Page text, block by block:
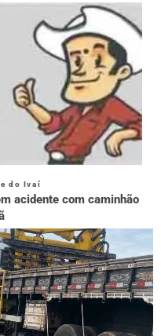
do Ivaí
acidente com caminhão